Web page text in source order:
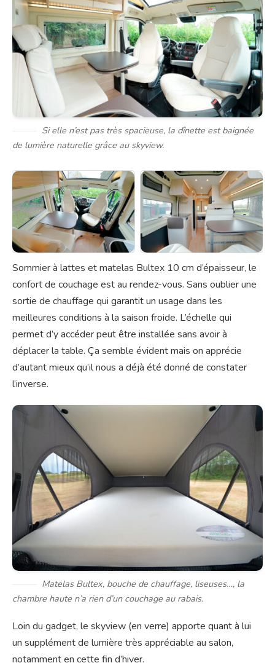
Si elle n’est pas très spacieuse, la dînette est baignée
de lumière naturelle grâce au skyview.
Sommier à lattes et matelas Bultex 10 cm d’épaisseur, le
confort de couchage est au rendez-vous. Sans oublier une
sortie de chauffage qui garantit un usage dans les
meilleures conditions à la saison froide. L’échelle qui
permet d’y accéder peut être installée sans avoir à
déplacer la table. Ça semble évident mais on apprécie
d’autant mieux qu’il nous a déjà été donné de constater
l’inverse.
Matelas Bultex, bouche de chauffage, liseuses…, la
chambre haute n’a rien d’un couchage au rabais.
Loin du gadget, le skyview (en verre) apporte quant à lui
un supplément de lumière très appréciable au salon,
notamment en cette fin d’hiver.